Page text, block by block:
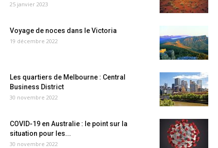
25 janvier 2023
Voyage de noces dans le Victoria
19 décembre 2022
Les quartiers de Melbourne : Central
Business District
30 novembre 2022
COVID-19 en Australie : le point sur la
situation pour les...
30 novembre 2022